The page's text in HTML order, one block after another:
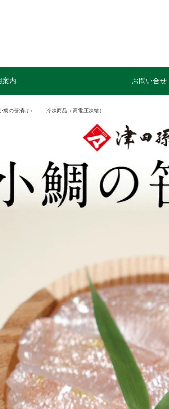
案内 お問い合せ
鯛の笹漬け） 冷凍商品（高電圧凍結）